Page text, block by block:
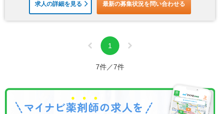
求人の詳細を見る 最新の募集状況を問い合わせる
1
7件／7件